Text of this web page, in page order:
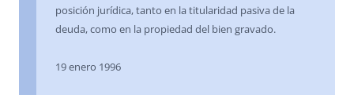
posición jurídica, tanto en la titularidad pasiva de la
deuda, como en la propiedad del bien gravado.
19 enero 1996